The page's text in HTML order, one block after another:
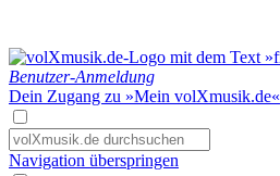
Benutzer-Anmeldung
Dein Zugang zu »Mein volXmusik.de«
Navigation überspringen